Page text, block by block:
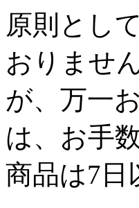
原則とし
おりませ
が、万一
は、お手
商品は7日